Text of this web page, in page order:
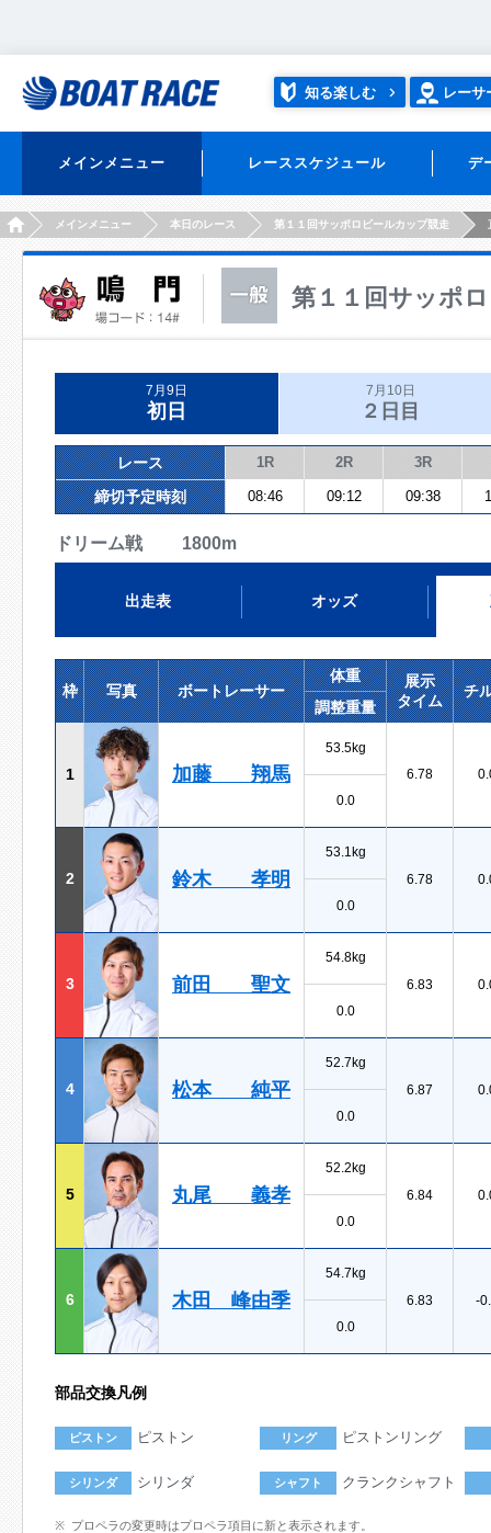
知る楽しむ レーサ
メインメニュー レーススケジュール デ
HOMEメインメニュー 本日のレース 第１１回サッポロビールカップ競走
第１１回サッポ
7月9日
初日
7月10日
２日目
レース 1R 2R 3R
締切予定時刻 08:46 09:12 09:38
ドリーム戦 1800m
出走表 オッズ
枠 写真 ボートレーサー
体重
展示
タイム
チ
調整重量
1 加藤 翔馬
53.5kg
6.78
0.0
2 鈴木 孝明
53.1kg
6.78
0.0
3 前田 聖文
54.8kg
6.83
0.0
4 松本 純平
52.7kg
6.87
0.0
5 丸尾 義孝
52.2kg
6.84
0.0
6 木田 峰由季
54.7kg
6.83
-
0.0
部品交換凡例
ピストン ピストン リング ピストンリング
シリンダ シリンダ シャフト クランクシャフト
プロペラの変更時はプロペラ項目に新と表示されます。